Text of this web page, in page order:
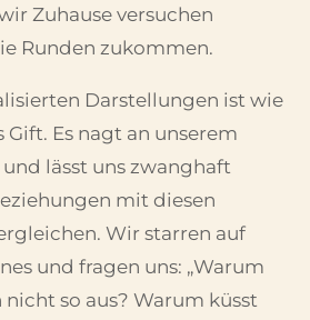
Zuhause versuchen
Runden zukommen.
Darstellungen ist wie
Es nagt an unserem
lässt uns zwanghaft
mit diesen
Wir starren auf
und fragen uns: „Warum
nicht so aus? Warum küsst